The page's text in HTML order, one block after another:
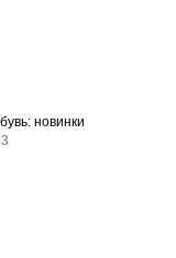
новинки